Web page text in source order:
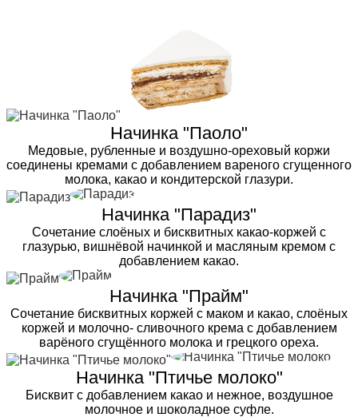
Начинка "Паоло"
Медовые, рубленные и воздушно-ореховый коржи
соединены кремами с добавлением вареного сгущенного
молока, какао и кондитерской глазури.
Начинка "Парадиз"
Сочетание слоёных и бисквитных какао-коржей с
глазурью, вишнёвой начинкой и масляным кремом с
добавлением какао.
Начинка "Прайм"
Сочетание бисквитных коржей с маком и какао, слоёных
коржей и молочно- сливочного крема с добавлением
варёного сгущённого молока и грецкого ореха.
Начинка "Птичье молоко"
Бисквит с добавлением какао и нежное, воздушное
молочное и шоколадное суфле.